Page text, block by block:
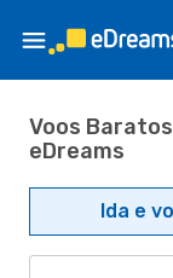
Voos
eDreams
Ida e